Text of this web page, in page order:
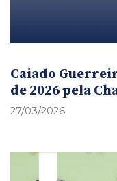
Caiado
de 2026 pela
27/03/2026